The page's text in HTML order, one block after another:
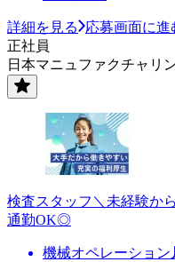
詳細を見る
応募画面に進
正社員
日本マニュファクチャリ
検査スタッフ＼未経験か
通勤OK◎
機械オペレーション